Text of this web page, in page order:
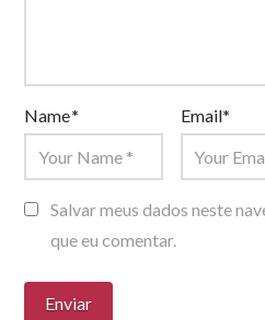
Name* Email*
Salvar meus dados neste
que eu comentar.